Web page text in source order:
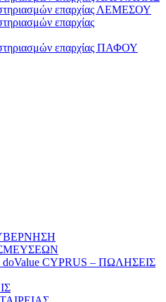
επαρχίας ΛΕΜΕΣΟΥ
επαρχίας
επαρχίας ΠΑΦΟΥ
CYPRUS – ΠΩΛΗΣΕΙΣ